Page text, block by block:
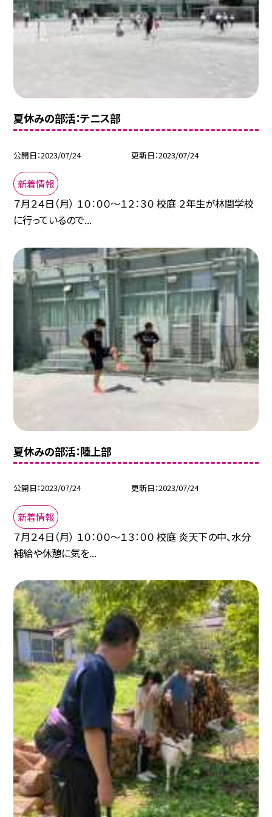
夏休みの部活：テニス部
公開日 2023/07/24 更新日 2023/07/24
新着情報
７月２４日（月） １０：００〜１２：３０ 校庭 ２年生が林間学校
に行っているので...
夏休みの部活：陸上部
公開日 2023/07/24 更新日 2023/07/24
新着情報
７月２４日（月） １０：００〜１３：００ 校庭 炎天下の中、水分
補給や休憩に気を...